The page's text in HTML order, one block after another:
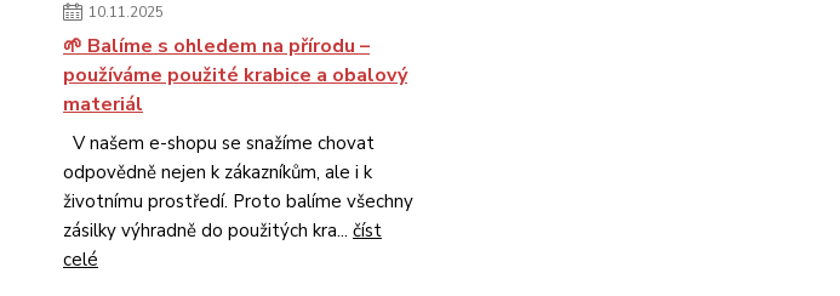
10.11.2025
🌱 Balíme s ohledem na přírodu –
používáme použité krabice a obalový
materiál
V našem e-shopu se snažíme chovat
odpovědně nejen k zákazníkům, ale i k
životnímu prostředí. Proto balíme všechny
zásilky výhradně do použitých kra... číst
celé